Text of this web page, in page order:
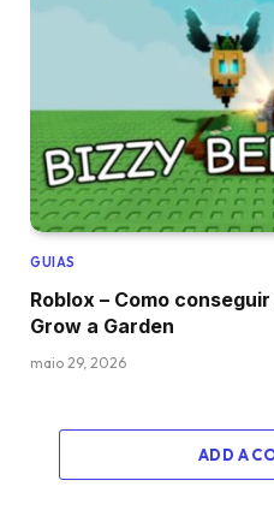
GUIAS
Roblox – Como
Grow a Garden
maio 29, 2026
ADD A